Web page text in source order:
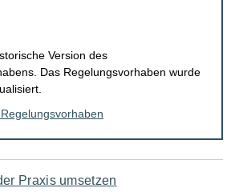
Version des
Das Regelungsvorhaben wurde
Praxis umsetzen